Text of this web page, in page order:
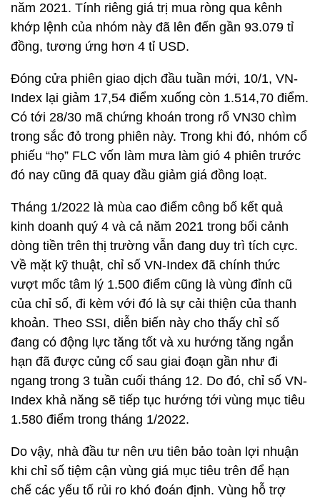
năm 2021. Tính riêng giá trị mua ròng qua kênh
khớp lệnh của nhóm này đã lên đến gần 93.079 tỉ
đồng, tương ứng hơn 4 tỉ USD.
Đóng cửa phiên giao dịch đầu tuần mới, 10/1, VN-
Index lại giảm 17,54 điểm xuống còn 1.514,70 điểm.
Có tới 28/30 mã chứng khoán trong rổ VN30 chìm
trong sắc đỏ trong phiên này. Trong khi đó, nhóm cổ
phiếu “họ” FLC vốn làm mưa làm gió 4 phiên trước
đó nay cũng đã quay đầu giảm giá đồng loạt.
Tháng 1/2022 là mùa cao điểm công bố kết quả
kinh doanh quý 4 và cả năm 2021 trong bối cảnh
dòng tiền trên thị trường vẫn đang duy trì tích cực.
Về mặt kỹ thuật, chỉ số VN-Index đã chính thức
vượt mốc tâm lý 1.500 điểm cũng là vùng đỉnh cũ
của chỉ số, đi kèm với đó là sự cải thiện của thanh
khoản. Theo SSI, diễn biến này cho thấy chỉ số
đang có động lực tăng tốt và xu hướng tăng ngắn
hạn đã được củng cố sau giai đoạn gần như đi
ngang trong 3 tuần cuối tháng 12. Do đó, chỉ số VN-
Index khả năng sẽ tiếp tục hướng tới vùng mục tiêu
1.580 điểm trong tháng 1/2022.
Do vậy, nhà đầu tư nên ưu tiên bảo toàn lợi nhuận
khi chỉ số tiệm cận vùng giá mục tiêu trên để hạn
chế các yếu tố rủi ro khó đoán định. Vùng hỗ trợ